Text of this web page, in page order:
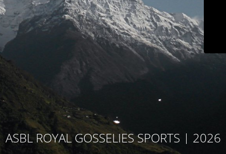
ASBL ROYAL GOSSELIES SPORTS | 2026